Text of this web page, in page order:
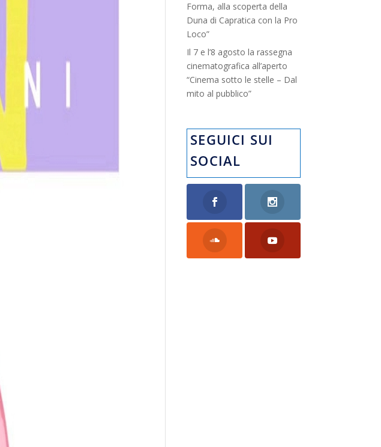
Forma, alla scoperta della
Duna di Capratica con la Pro
Loco”
Il 7 e l’8 agosto la rassegna
cinematografica all’aperto
“Cinema sotto le stelle – Dal
mito al pubblico”
SEGUICI SUI
SOCIAL